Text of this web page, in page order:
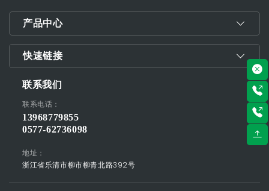
产品中心
快速链接
联系我们
联系电话：
13968779855
0577-62736098
地址：
浙江省乐清市柳市柳青北路392号